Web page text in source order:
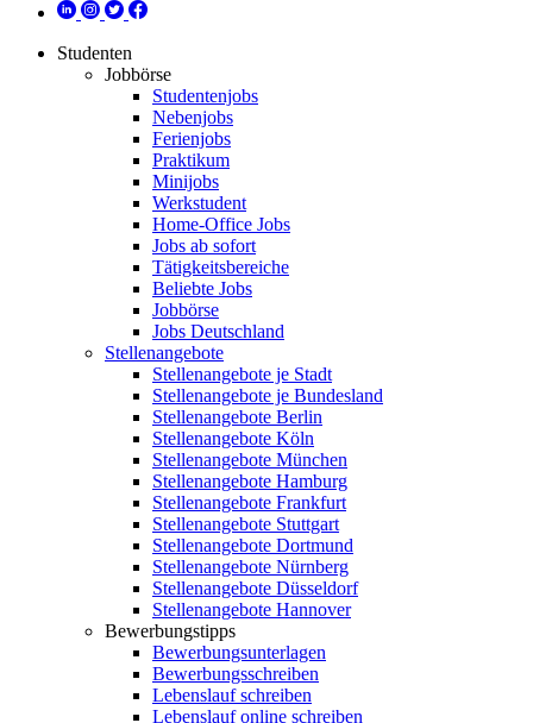
Studenten
Jobbörse
Studentenjobs
Nebenjobs
Ferienjobs
Praktikum
Minijobs
Werkstudent
Home-Office Jobs
Jobs ab sofort
Tätigkeitsbereiche
Beliebte Jobs
Jobbörse
Jobs Deutschland
Stellenangebote
Stellenangebote je Stadt
Stellenangebote je Bundesland
Stellenangebote Berlin
Stellenangebote Köln
Stellenangebote München
Stellenangebote Hamburg
Stellenangebote Frankfurt
Stellenangebote Stuttgart
Stellenangebote Dortmund
Stellenangebote Nürnberg
Stellenangebote Düsseldorf
Stellenangebote Hannover
Bewerbungstipps
Bewerbungsunterlagen
Bewerbungsschreiben
Lebenslauf schreiben
Lebenslauf online schreiben